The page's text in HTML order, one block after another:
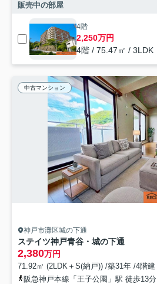
販売中の部屋
4階
2,250万円
4階 / 75.47㎡ / 3LDK
中古マンション
神戸市灘区城の下通
ステイツ神戸青谷・城の下通
2,380万円
71.92㎡ (2LDK＋S(納戸)) /築31年 /4階建
阪急神戸本線「王子公園」駅 徒歩13分